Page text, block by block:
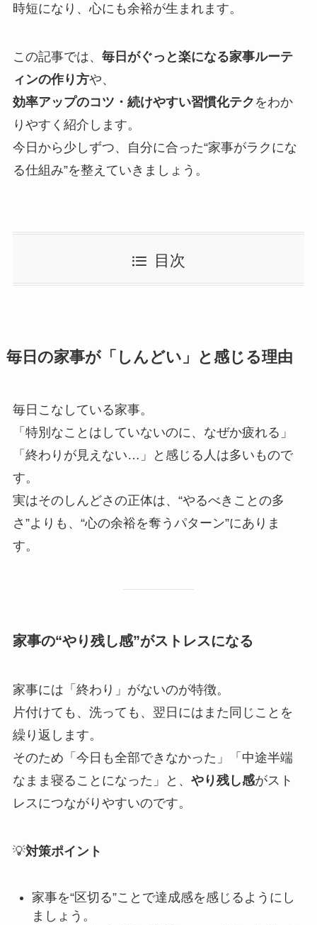
時短になり、心にも余裕が生まれます。
この記事では、 毎日がぐっと楽になる家事ルーテ
ィンの作り方や、
効率アップのコツ・続けやすい習慣化テク をわか
りやすく紹介します。
今日から少しずつ、自分に合った“家事がラクにな
る仕組み”を整えていきましょう。
目次
毎日の家事が「しんどい」と感じる理由
毎日こなしている家事。
「特別なことはしていないのに、なぜか疲れる」
「終わりが見えない…」と感じる人は多いもので
す。
実はそのしんどさの正体は、“やるべきことの多
さ”よりも、“心の余裕を奪うパターン”にありま
す。
家事の“やり残し感”がストレスになる
家事には「終わり」がないのが特徴。
片付けても、洗っても、翌日にはまた同じことを
繰り返します。
そのため「今日も全部できなかった」「中途半端
なまま寝ることになった」と、 やり残し感がスト
レスにつながりやすいのです。
💡対策ポイント
家事を“区切る”ことで達成感を感じるようにし
ましょう。